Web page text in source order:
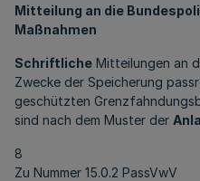
Mitteilung an die
Maßnahmen
Schriftliche Mitteilungen an
Zwecke der Speicherung
geschützten
sind nach dem Muster der
8
Zu Nummer 15.0.2 PassVwV